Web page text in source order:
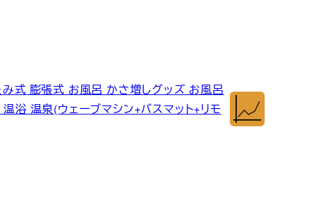
式 膨張式 お風呂 かさ増しグッズ お風呂
浴 温泉(ウェーブマシン+バスマット+リモ